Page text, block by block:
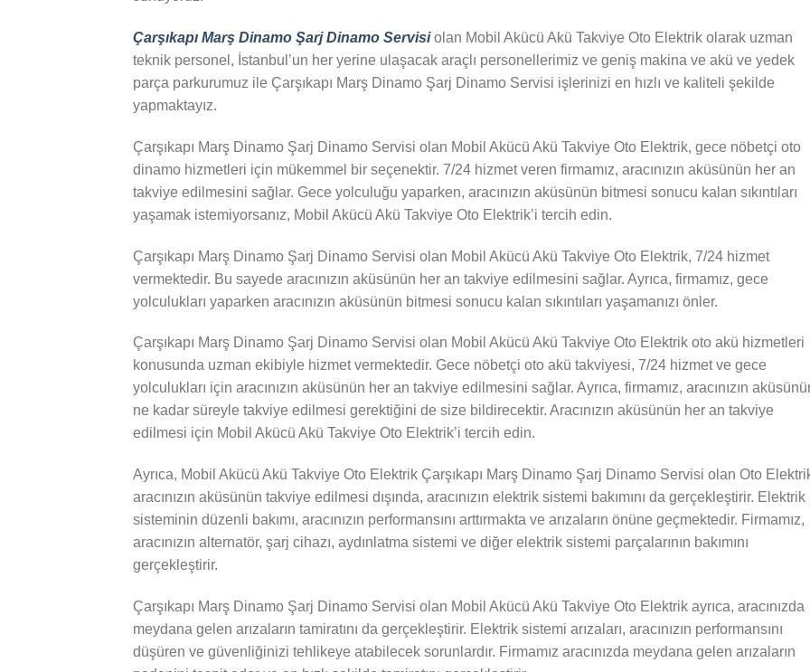
Çarşıkapı Marş Dinamo Şarj Dinamo Servisiolan Mobil Akücü Akü Takviye Oto Elektrik olarak uzman
teknik personel, İstanbul’un her yerine ulaşacak araçlı personellerimiz ve geniş makina ve akü ve yedek
parça parkurumuz ile Çarşıkapı Marş Dinamo Şarj Dinamo Servisi işlerinizi en hızlı ve kaliteli şekilde
yapmaktayız.
Çarşıkapı Marş Dinamo Şarj Dinamo Servisi olan Mobil Akücü Akü Takviye Oto Elektrik, gece nöbetçi oto
dinamo hizmetleri için mükemmel bir seçenektir. 7/24 hizmet veren firmamız, aracınızın aküsünün her an
takviye edilmesini sağlar. Gece yolculuğu yaparken, aracınızın aküsünün bitmesi sonucu kalan sıkıntıları
yaşamak istemiyorsanız, Mobil Akücü Akü Takviye Oto Elektrik’i tercih edin.
Çarşıkapı Marş Dinamo Şarj Dinamo Servisi olan Mobil Akücü Akü Takviye Oto Elektrik, 7/24 hizmet
vermektedir. Bu sayede aracınızın aküsünün her an takviye edilmesini sağlar. Ayrıca, firmamız, gece
yolculukları yaparken aracınızın aküsünün bitmesi sonucu kalan sıkıntıları yaşamanızı önler.
Çarşıkapı Marş Dinamo Şarj Dinamo Servisi olan Mobil Akücü Akü Takviye Oto Elektrik oto akü hizmetleri
konusunda uzman ekibiyle hizmet vermektedir. Gece nöbetçi oto akü takviyesi, 7/24 hizmet ve gece
yolculukları için aracınızın aküsünün her an takviye edilmesini sağlar. Ayrıca, firmamız, aracınızın
ne kadar süreyle takviye edilmesi gerektiğini de size bildirecektir. Aracınızın aküsünün her an takviye
edilmesi için Mobil Akücü Akü Takviye Oto Elektrik’i tercih edin.
Ayrıca, Mobil Akücü Akü Takviye Oto Elektrik Çarşıkapı Marş Dinamo Şarj Dinamo Servisi olan Oto
aracınızın aküsünün takviye edilmesi dışında, aracınızın elektrik sistemi bakımını da gerçekleştirir. Elektrik
sisteminin düzenli bakımı, aracınızın performansını arttırmakta ve arızaların önüne geçmektedir. Firmamız,
aracınızın alternatör, şarj cihazı, aydınlatma sistemi ve diğer elektrik sistemi parçalarının bakımını
gerçekleştirir.
Çarşıkapı Marş Dinamo Şarj Dinamo Servisi olan Mobil Akücü Akü Takviye Oto Elektrik ayrıca, aracınızda
meydana gelen arızaların tamiratını da gerçekleştirir. Elektrik sistemi arızaları, aracınızın performansını
düşüren ve güvenliğinizi tehlikeye atabilecek sorunlardır. Firmamız aracınızda meydana gelen arızaların